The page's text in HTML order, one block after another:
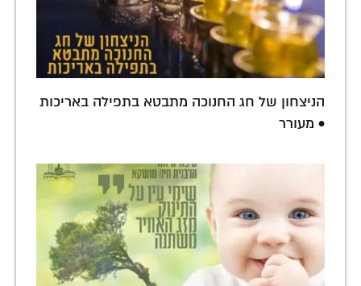
הניצחון של חג החנוכה מתבטא בתפילה באריכות
• מעורר